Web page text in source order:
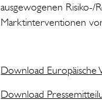
ausgewogenen Risiko-/
Marktinterventionen
Download Europäische
Download